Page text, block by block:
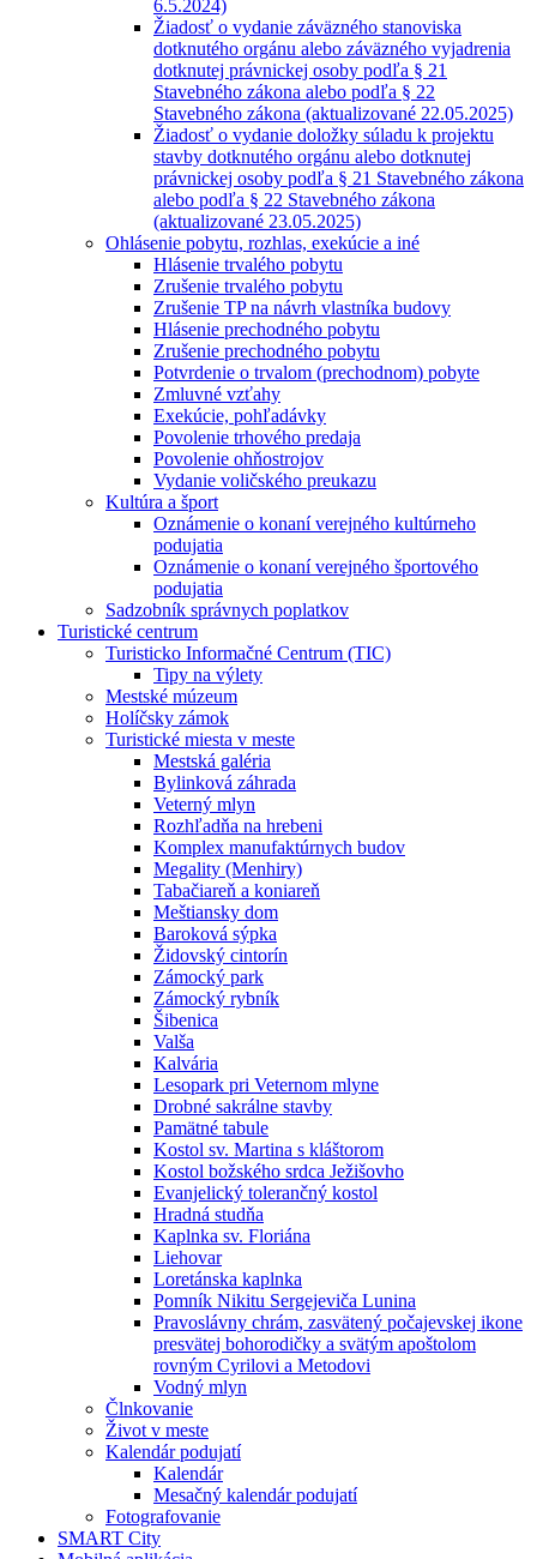
6.5.2024)
Žiadosť o vydanie záväzného stanoviska
dotknutého orgánu alebo záväzného vyjadrenia
dotknutej právnickej osoby podľa § 21
Stavebného zákona alebo podľa § 22
Stavebného zákona (aktualizované 22.05.2025)
Žiadosť o vydanie doložky súladu k projektu
stavby dotknutého orgánu alebo dotknutej
právnickej osoby podľa § 21 Stavebného zákona
alebo podľa § 22 Stavebného zákona
(aktualizované 23.05.2025)
Ohlásenie pobytu, rozhlas, exekúcie a iné
Hlásenie trvalého pobytu
Zrušenie trvalého pobytu
Zrušenie TP na návrh vlastníka budovy
Hlásenie prechodného pobytu
Zrušenie prechodného pobytu
Potvrdenie o trvalom (prechodnom) pobyte
Zmluvné vzťahy
Exekúcie, pohľadávky
Povolenie trhového predaja
Povolenie ohňostrojov
Vydanie voličského preukazu
Kultúra a šport
Oznámenie o konaní verejného kultúrneho
podujatia
Oznámenie o konaní verejného športového
podujatia
Sadzobník správnych poplatkov
Turistické centrum
Turisticko Informačné Centrum (TIC)
Tipy na výlety
Mestské múzeum
Holíčsky zámok
Turistické miesta v meste
Mestská galéria
Bylinková záhrada
Veterný mlyn
Rozhľadňa na hrebeni
Komplex manufaktúrnych budov
Megality (Menhiry)
Tabačiareň a koniareň
Meštiansky dom
Baroková sýpka
Židovský cintorín
Zámocký park
Zámocký rybník
Šibenica
Valša
Kalvária
Lesopark pri Veternom mlyne
Drobné sakrálne stavby
Pamätné tabule
Kostol sv. Martina s kláštorom
Kostol božského srdca Ježišovho
Evanjelický tolerančný kostol
Hradná studňa
Kaplnka sv. Floriána
Liehovar
Loretánska kaplnka
Pomník Nikitu Sergejeviča Lunina
Pravoslávny chrám, zasvätený počajevskej ikone
presvätej bohorodičky a svätým apoštolom
rovným Cyrilovi a Metodovi
Vodný mlyn
Člnkovanie
Život v meste
Kalendár podujatí
Kalendár
Mesačný kalendár podujatí
Fotografovanie
SMART City